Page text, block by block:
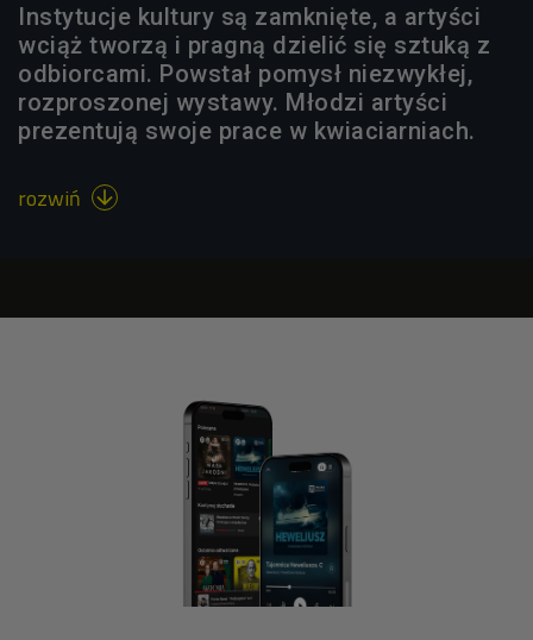
Instytucje kultury są zamknięte, a artyści
wciąż tworzą i pragną dzielić się sztuką z
odbiorcami. Powstał pomysł niezwykłej,
rozproszonej wystawy. Młodzi artyści
prezentują swoje prace w kwiaciarniach.
rozwiń 